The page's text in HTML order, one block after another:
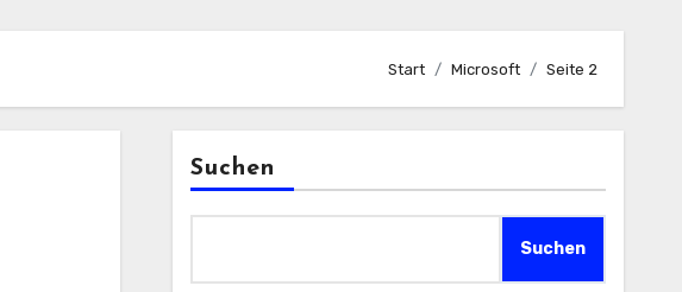
Start Microsoft Seite 2
Suchen
Suchen